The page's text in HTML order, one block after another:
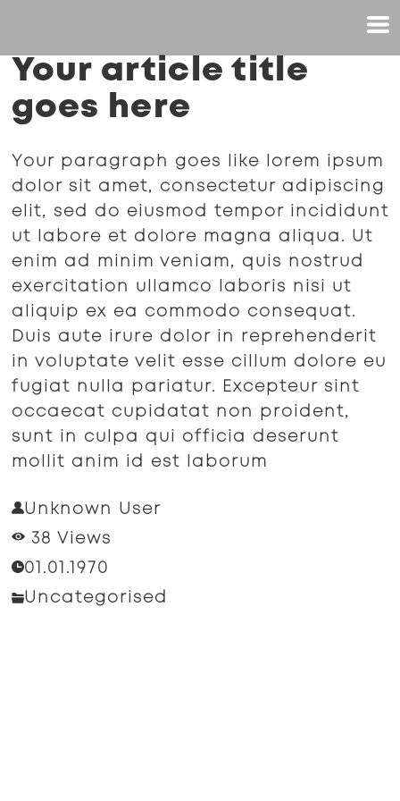
Your article title
goes here
Your paragraph goes like lorem ipsum
dolor sit amet, consectetur adipiscing
elit, sed do eiusmod tempor incididunt
ut labore et dolore magna aliqua. Ut
enim ad minim veniam, quis nostrud
exercitation ullamco laboris nisi ut
aliquip ex ea commodo consequat.
Duis aute irure dolor in reprehenderit
in voluptate velit esse cillum dolore eu
fugiat nulla pariatur. Excepteur sint
occaecat cupidatat non proident,
sunt in culpa qui officia deserunt
mollit anim id est laborum
Unknown User
38 Views
01.01.1970
Uncategorised